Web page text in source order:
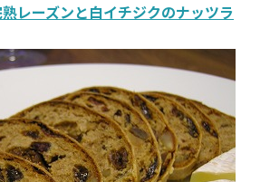
レーズンと白イチジクのナッツラ